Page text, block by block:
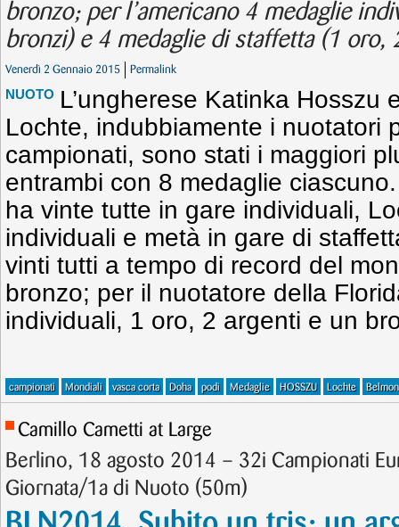
bronzo; per l’americano 4 medaglie
bronzi) e 4 medaglie di staffetta (1 oro,
Venerdì 2 Gennaio 2015 Permalink
NUOTO L’ungherese Katinka Hosszu
Lochte, indubbiamente i nuotatori
campionati, sono stati i maggiori
entrambi con 8 medaglie
ha vinte tutte in gare individuali,
individuali e metà in gare di
vinti tutti a tempo di record del
bronzo; per il nuotatore della
individuali, 1 oro, 2 argenti e un
campionati Mondiali vasca corta Doha podi Medaglie HOSSZU Lochte
Camillo Cametti at Large
Berlino, 18 agosto 2014 – 32i Campionati
Giornata/1a di Nuoto (50m)